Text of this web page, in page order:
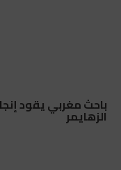
باحث مغربي يقود
الزهايمر